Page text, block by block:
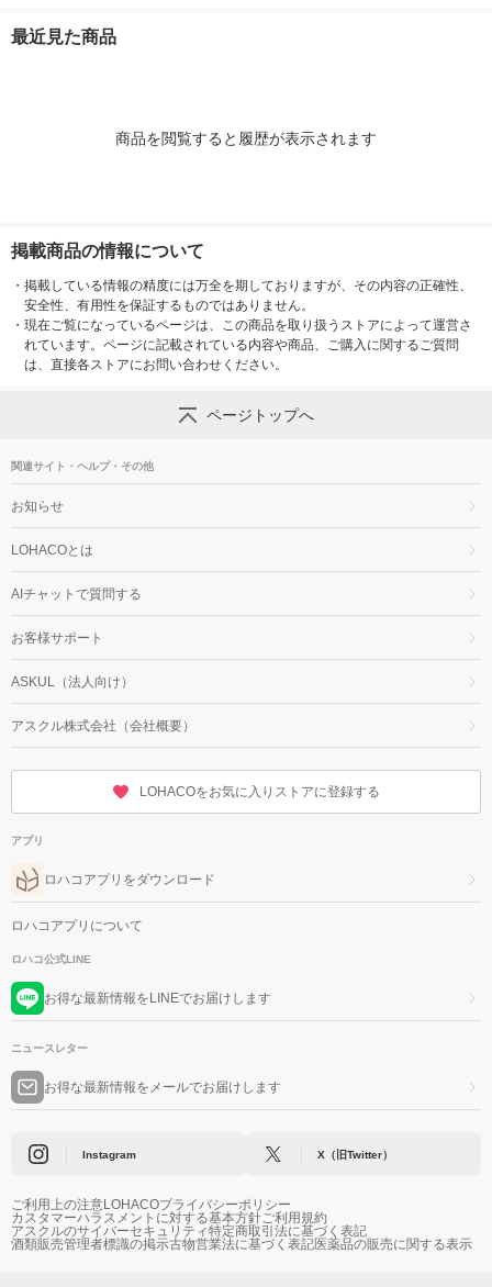
最近見た商品
商品を閲覧すると履歴が表示されます
掲載商品の情報について
・ 掲載している情報の精度には万全を期しておりますが、その内容の正確性、
安全性、有用性を保証するものではありません。
・ 現在ご覧になっているページは、この商品を取り扱うストアによって運営さ
れています。ページに記載されている内容や商品、ご購入に関するご質問
は、直接各ストアにお問い合わせください。
ページトップへ
関連サイト・ヘルプ・その他
お知らせ
LOHACOとは
AIチャットで質問する
お客様サポート
ASKUL（法人向け）
アスクル株式会社（会社概要）
LOHACOをお気に入りストアに登録する
アプリ
ロハコアプリをダウンロード
ロハコアプリについて
ロハコ公式LINE
お得な最新情報をLINEでお届けします
ニュースレター
お得な最新情報をメールでお届けします
Instagram X（旧Twitter）
ご利用上の注意LOHACOプライバシーポリシー
カスタマーハラスメントに対する基本方針ご利用規約
アスクルのサイバーセキュリティ特定商取引法に基づく表記
酒類販売管理者標識の掲示古物営業法に基づく表記医薬品の販売に関する表示